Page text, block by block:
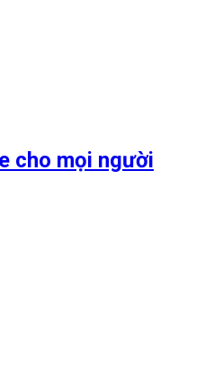
cho mọi người